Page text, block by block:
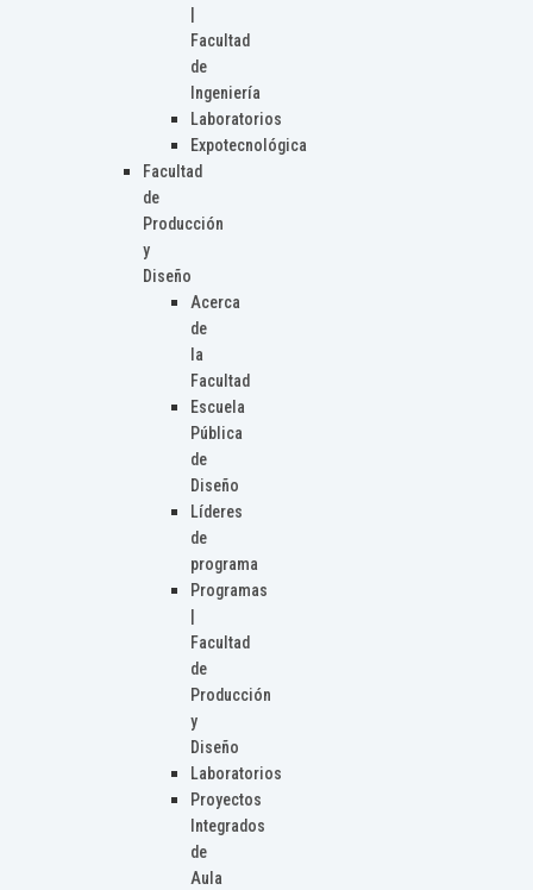
Facultad
de
Ingeniería
Laboratorios
Expotecnológica
Facultad
de
Producción
y
Diseño
Acerca
de
la
Facultad
Escuela
Pública
de
Diseño
Líderes
de
programa
Programas
Facultad
de
Producción
y
Diseño
Laboratorios
Proyectos
Integrados
de
Aula